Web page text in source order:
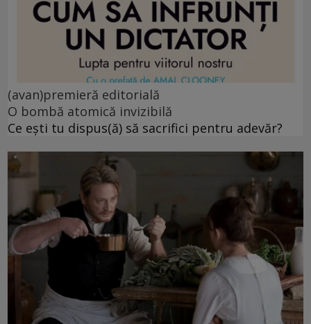
(avan)premieră editorială
O bombă atomică invizibilă
Ce ești tu dispus(ă) să sacrifici pentru adevăr?